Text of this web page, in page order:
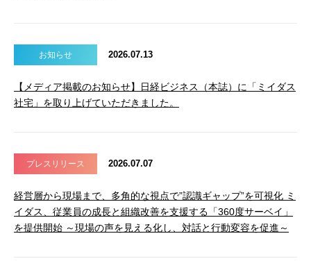
お知らせ 2026.07.13
【メディア掲載のお知らせ】日経ビジネス（本誌）に「ミイダス
社宅」を取り上げていただきました。
プレスリリース 2026.07.07
経営層から現場まで、多角的な視点で”認識ギャップ”を可視化 ミ
イダス、従業員の成長と組織改善を支援する「360度サーベイ」
を提供開始 ～現場の声を見える化し、対話と行動変容を促進～